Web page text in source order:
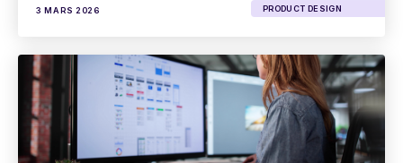
3 MARS 2026 PRODUCT DESIGN